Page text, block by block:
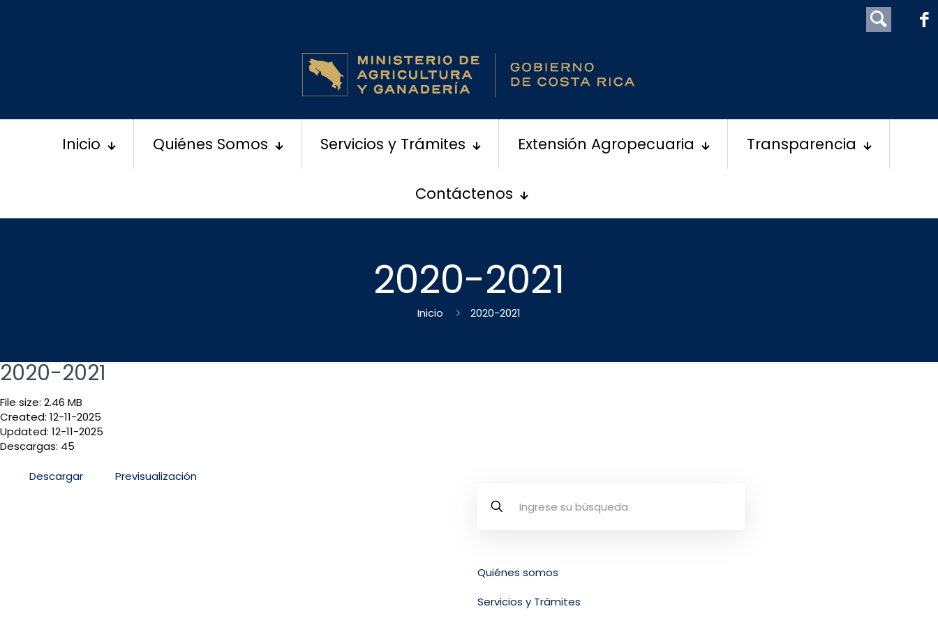
Inicio Quiénes Somos Servicios y Trámites Extensión Agropecuaria Transparencia
Contáctenos
2020-2021
Inicio 2020-2021
2020-2021
File size: 2.46 MB
Created: 12-11-2025
Updated: 12-11-2025
Descargas: 45
Descargar Previsualización
Quiénes somos
Servicios y Trámites